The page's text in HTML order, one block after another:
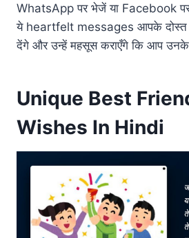
WhatsApp पर भेजें या Facebook पर
ये heartfelt messages आपके दोस्त
देंगे और उन्हें महसूस कराएँगे कि आप
Unique Best
Wishes In Hindi